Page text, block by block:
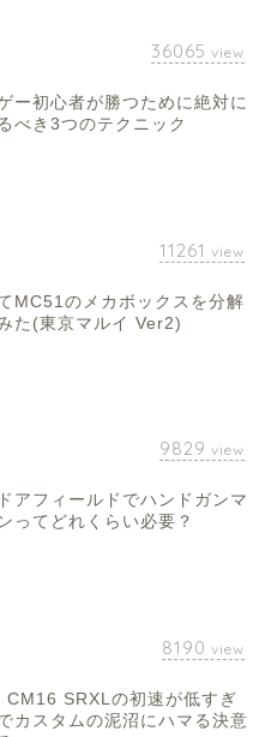
36065 view
ー初心者が勝つために絶対に
べき3つのテクニック
11261 view
MC51のメカボックスを分解
た(東京マルイ Ver2)
9829 view
アフィールドでハンドガンマ
ってどれくらい必要？
8190 view
CM16 SRXLの初速が低すぎ
カスタムの泥沼にハマる決意